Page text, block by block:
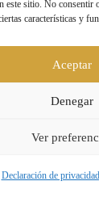
este sitio. No consentir
características y
Aceptar
Denegar
Ver
Declaración de privacidad
de privacidad